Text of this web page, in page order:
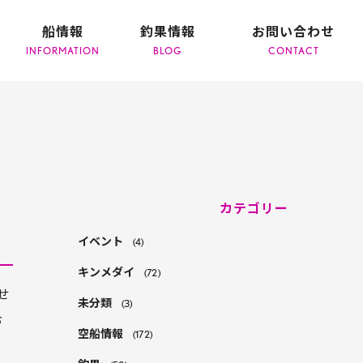
船情報 釣果情報 お問い合わせ
カテゴリー
イベント (4)
キンメダイ (72)
未分類 (3)
空船情報 (172)